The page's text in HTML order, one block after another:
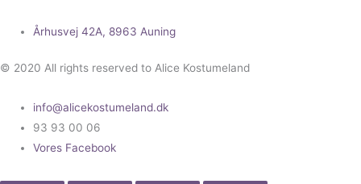
Århusvej 42A, 8963 Auning
© 2020 All rights reserved to Alice Kostumeland
info@alicekostumeland.dk
93 93 00 06
Vores Facebook